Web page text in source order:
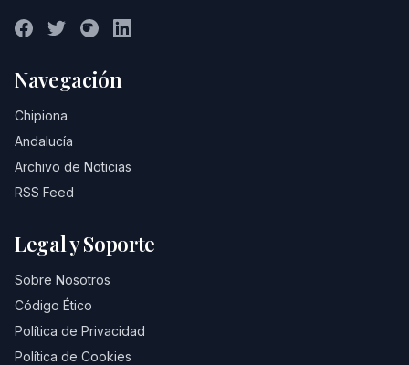
Navegación
Chipiona
Andalucía
Archivo de Noticias
RSS Feed
Legal y Soporte
Sobre Nosotros
Código Ético
Política de Privacidad
Política de Cookies